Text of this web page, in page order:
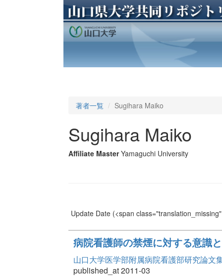
著者一覧 Sugihara Maiko
Sugihara Maiko
Affiliate Master Yamaguchi University
Update Date(<span
病院看護師の禁煙に対する意識
山口大学医学部附属病院看護部研究論文
published_at 2011-03